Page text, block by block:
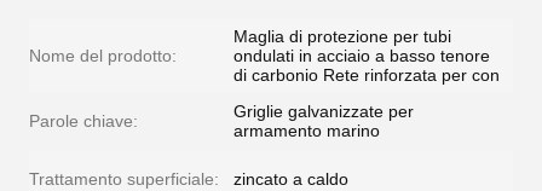
Nome del prodotto:
Maglia di protezione per tubi
ondulati in acciaio a basso tenore
di carbonio Rete rinforzata per con
Parole chiave:
Griglie galvanizzate per
armamento marino
Trattamento superficiale: zincato a caldo